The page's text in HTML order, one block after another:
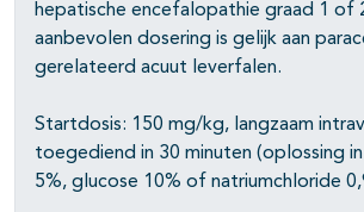
hepatische encefalopathie graad 1 of
aanbevolen dosering is gelijk aan
gerelateerd acuut leverfalen.
Startdosis: 150 mg/kg, langzaam
toegediend in 30 minuten (oplossing
5%, glucose 10% of natriumchloride